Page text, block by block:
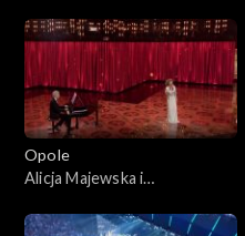
63. KFPP: Koncert
„Autobiografia. Jubileusz
Bogdana Olewicza”
Opole
Alicja Majewska i
„Pamiętam Ciebie z tamtych